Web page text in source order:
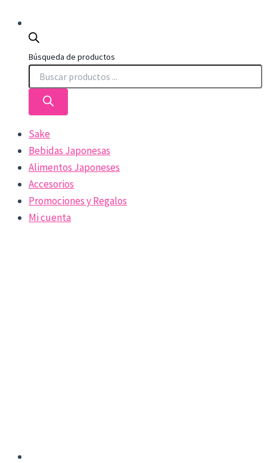
Búsqueda de productos
Sake
Bebidas Japonesas
Alimentos Japoneses
Accesorios
Promociones y Regalos
Mi cuenta